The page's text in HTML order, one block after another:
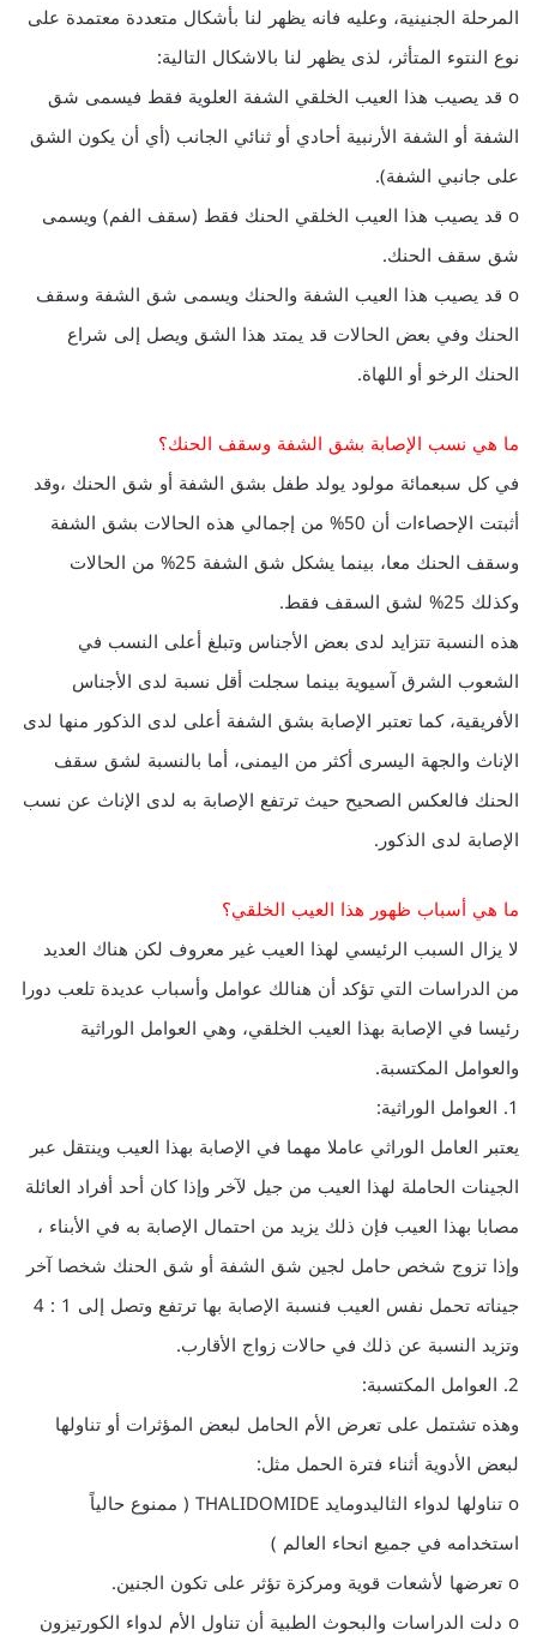
المرحلة الجنينية، وعليه فانه يظهر لنا بأشكال متعددة معتمدة على
نوع النتوء المتأثر، لذى يظهر لنا بالاشكال التالية:
o قد يصيب هذا العيب الخلقي الشفة العلوية فقط فيسمى شق
الشفة أو الشفة الأرنبية أحادي أو ثنائي الجانب (أي أن يكون الشق
على جانبي الشفة).
o قد يصيب هذا العيب الخلقي الحنك فقط (سقف الفم) ويسمى
شق سقف الحنك.
o قد يصيب هذا العيب الشفة والحنك ويسمى شق الشفة وسقف
الحنك وفي بعض الحالات قد يمتد هذا الشق ويصل إلى شراع
الحنك الرخو أو اللهاة.
ما هي نسب الإصابة بشق الشفة وسقف الحنك؟
في كل سبعمائة مولود يولد طفل بشق الشفة أو شق الحنك ،وقد
أثبتت الإحصاءات أن 50% من إجمالي هذه الحالات بشق الشفة
وسقف الحنك معا، بينما يشكل شق الشفة 25% من الحالات
وكذلك 25% لشق السقف فقط.
هذه النسبة تتزايد لدى بعض الأجناس وتبلغ أعلى النسب في
الشعوب الشرق آسيوية بينما سجلت أقل نسبة لدى الأجناس
الأفريقية، كما تعتبر الإصابة بشق الشفة أعلى لدى الذكور منها لدى
الإناث والجهة اليسرى أكثر من اليمنى، أما بالنسبة لشق سقف
الحنك فالعكس الصحيح حيث ترتفع الإصابة به لدى الإناث عن نسب
الإصابة لدى الذكور.
ما هي أسباب ظهور هذا العيب الخلقي؟
لا يزال السبب الرئيسي لهذا العيب غير معروف لكن هناك العديد
من الدراسات التي تؤكد أن هنالك عوامل وأسباب عديدة تلعب دورا
رئيسا في الإصابة بهذا العيب الخلقي، وهي العوامل الوراثية
والعوامل المكتسبة.
1. العوامل الوراثية:
يعتبر العامل الوراثي عاملا مهما في الإصابة بهذا العيب وينتقل عبر
الجينات الحاملة لهذا العيب من جيل لآخر وإذا كان أحد أفراد العائلة
مصابا بهذا العيب فإن ذلك يزيد من احتمال الإصابة به في الأبناء ،
وإذا تزوج شخص حامل لجين شق الشفة أو شق الحنك شخصا آخر
جيناته تحمل نفس العيب فنسبة الإصابة بها ترتفع وتصل إلى 1 : 4
وتزيد النسبة عن ذلك في حالات زواج الأقارب.
2. العوامل المكتسبة:
وهذه تشتمل على تعرض الأم الحامل لبعض المؤثرات أو تناولها
لبعض الأدوية أثناء فترة الحمل مثل:
o تناولها لدواء الثاليدومايد THALIDOMIDE ( ممنوع حالياً
استخدامه في جميع انحاء العالم )
o تعرضها لأشعات قوية ومركزة تؤثر على تكون الجنين.
o دلت الدراسات والبحوث الطبية أن تناول الأم لدواء الكورتيزون